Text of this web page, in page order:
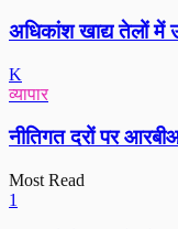
अधिकांश खाद्य तेलों
K
व्यापार
नीतिगत दरों पर
Most Read
1